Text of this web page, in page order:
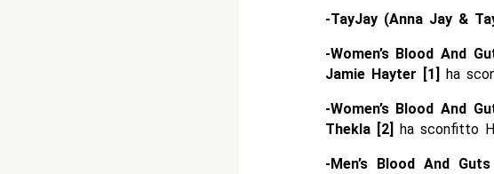
-TayJay (Anna Jay &
-Women’s Blood And
Jamie Hayter [1] ha
-Women’s Blood And
Thekla [2] ha sconfitto
-Men’s Blood And